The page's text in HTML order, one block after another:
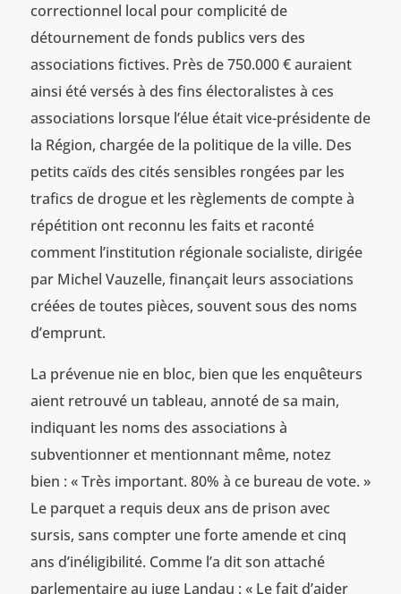
correctionnel local pour complicité de
détournement de fonds publics vers des
associations fictives. Près de 750.000 € auraient
ainsi été versés à des fins électoralistes à ces
associations lorsque l’élue était vice-présidente de
la Région, chargée de la politique de la ville. Des
petits caïds des cités sensibles rongées par les
trafics de drogue et les règlements de compte à
répétition ont reconnu les faits et raconté
comment l’institution régionale socialiste, dirigée
par Michel Vauzelle, finançait leurs associations
créées de toutes pièces, souvent sous des noms
d’emprunt.
La prévenue nie en bloc, bien que les enquêteurs
aient retrouvé un tableau, annoté de sa main,
indiquant les noms des associations à
subventionner et mentionnant même, notez
bien : « Très important. 80% à ce bureau de vote. »
Le parquet a requis deux ans de prison avec
sursis, sans compter une forte amende et cinq
ans d’inéligibilité. Comme l’a dit son attaché
parlementaire au juge Landau : « Le fait d’aider